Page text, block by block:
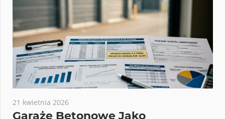
21 kwietnia 2026
Garaże Betonowe Jako